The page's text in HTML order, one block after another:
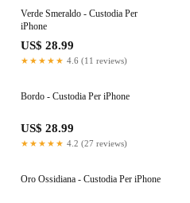
Verde Smeraldo - Custodia Per
iPhone
US$ 28.99
★★★★★ 4.6 (11 reviews)
Bordo - Custodia Per iPhone
US$ 28.99
★★★★★ 4.2 (27 reviews)
Oro Ossidiana - Custodia Per iPhone